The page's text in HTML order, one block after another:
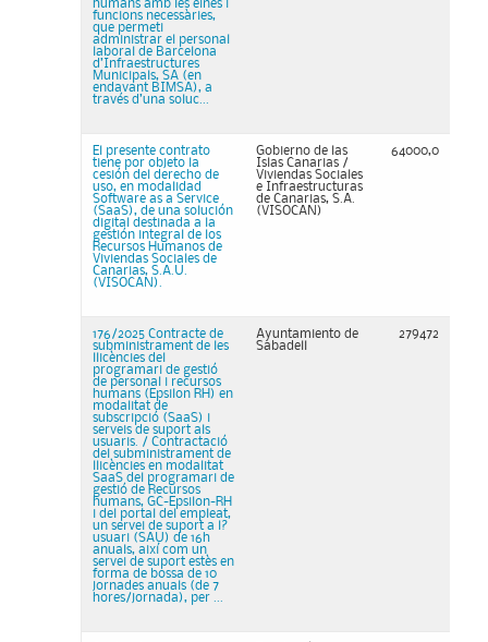
humans amb les eines i
funcions necessàries,
que permeti
administrar el personal
laboral de Barcelona
d’Infraestructures
Municipals, SA (en
endavant BIMSA), a
través d’una soluc...
El presente contrato
tiene por objeto la
cesión del derecho de
uso, en modalidad
Software as a Service
(SaaS), de una solución
digital destinada a la
gestión integral de los
Recursos Humanos de
Viviendas Sociales de
Canarias, S.A.U.
(VISOCAN).
Gobierno de las
Islas Canarias /
Viviendas Sociales
e Infraestructuras
de Canarias, S.A.
(VISOCAN)
64000,0
176/2025 Contracte de
subministrament de les
llicències del
programari de gestió
de personal i recursos
humans (Epsilon RH) en
modalitat de
subscripció (SaaS) i
serveis de suport als
usuaris. / Contractació
del subministrament de
llicències en modalitat
SaaS del programari de
gestió de Recursos
humans, GC-Epsilon-RH
i del portal del empleat,
un servei de suport a l?
usuari (SAU) de 16h
anuals, així com un
servei de suport estès en
forma de bossa de 10
jornades anuals (de 7
hores/jornada), per ...
Ayuntamiento de
Sabadell
279472